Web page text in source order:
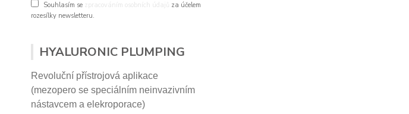
Souhlasím se zpracováním osobních údajů
za účelem
rozesílky newsletteru.
HYALURONIC PLUMPING
Revoluční přístrojová aplikace
(mezopero se speciálním neinvazivním
nástavcem a elekroporace)